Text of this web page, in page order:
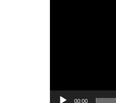
00:00